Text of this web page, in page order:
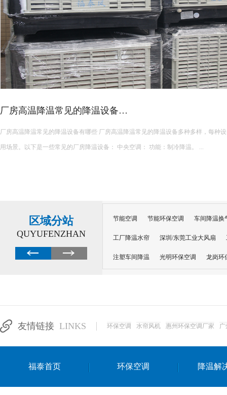
皮革车间降温措施有哪些？
皮革车间使用蒸发冷空调的降温措施及相关要点如下： 设备选型 根据面积：如果车间面积较小，如 200 平方
米以下，可选择单台小型蒸发冷空调。若车间面积较大，如 1000 平方米以上，可能
区域分站
QUYUFENZHAN
节能空调 节能环保空调 车间降温换
工厂降温水帘 深圳/东莞工业大风扇
注塑车间降温 光明环保空调 龙岗环
达州工业省电安装
友情链接 LINKS 环保空调 水帘风机 惠州环保空调厂家 广
福泰首页 环保空调 降温解